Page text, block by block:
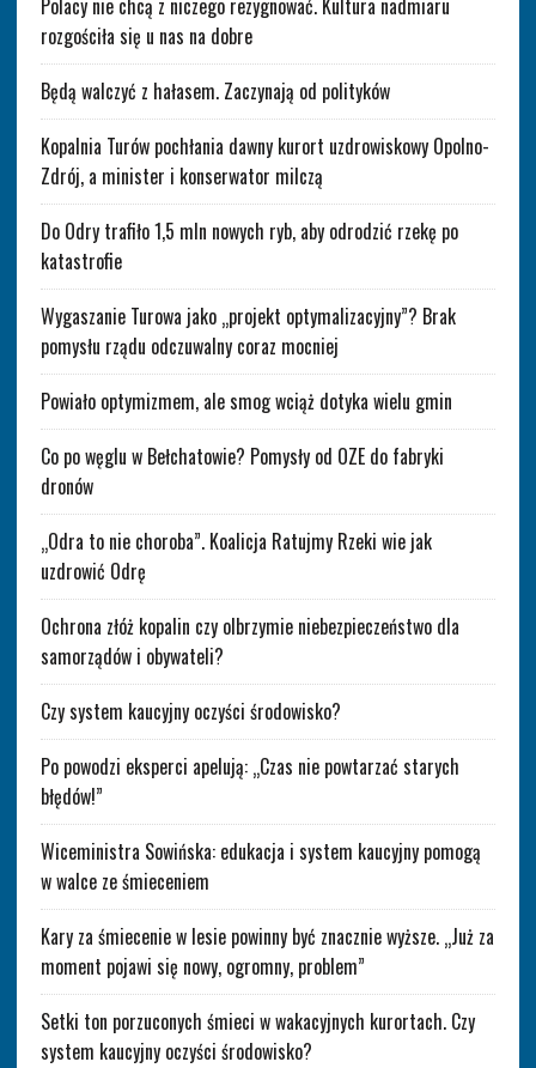
Polacy nie chcą z niczego rezygnować. Kultura nadmiaru
rozgościła się u nas na dobre
Będą walczyć z hałasem. Zaczynają od polityków
Kopalnia Turów pochłania dawny kurort uzdrowiskowy Opolno-
Zdrój, a minister i konserwator milczą
Do Odry trafiło 1,5 mln nowych ryb, aby odrodzić rzekę po
katastrofie
Wygaszanie Turowa jako „projekt optymalizacyjny”? Brak
pomysłu rządu odczuwalny coraz mocniej
Powiało optymizmem, ale smog wciąż dotyka wielu gmin
Co po węglu w Bełchatowie? Pomysły od OZE do fabryki
dronów
„Odra to nie choroba”. Koalicja Ratujmy Rzeki wie jak
uzdrowić Odrę
Ochrona złóż kopalin czy olbrzymie niebezpieczeństwo dla
samorządów i obywateli?
Czy system kaucyjny oczyści środowisko?
Po powodzi eksperci apelują: „Czas nie powtarzać starych
błędów!”
Wiceministra Sowińska: edukacja i system kaucyjny pomogą
w walce ze śmieceniem
Kary za śmiecenie w lesie powinny być znacznie wyższe. „Już za
moment pojawi się nowy, ogromny, problem”
Setki ton porzuconych śmieci w wakacyjnych kurortach. Czy
system kaucyjny oczyści środowisko?